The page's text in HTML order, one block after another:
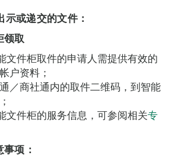
或递交的文件：
领取
文件柜取件的申请人需提供有效的
户资料；
／商社通内的取件二维码，到智能
文件柜的服务信息，可参阅相关专
项：